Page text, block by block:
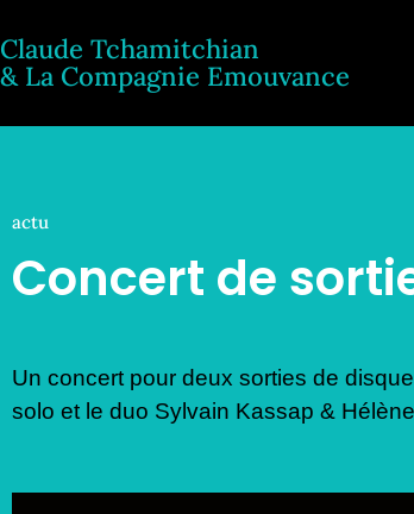
Claude Tchamitchian
& La Compagnie Emouvance
actu
Concert de
Un concert pour deux sorties de
solo et le duo Sylvain Kassap &